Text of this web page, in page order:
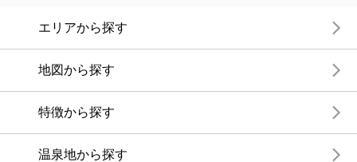
エリアから探す
地図から探す
特徴から探す
温泉地から探す